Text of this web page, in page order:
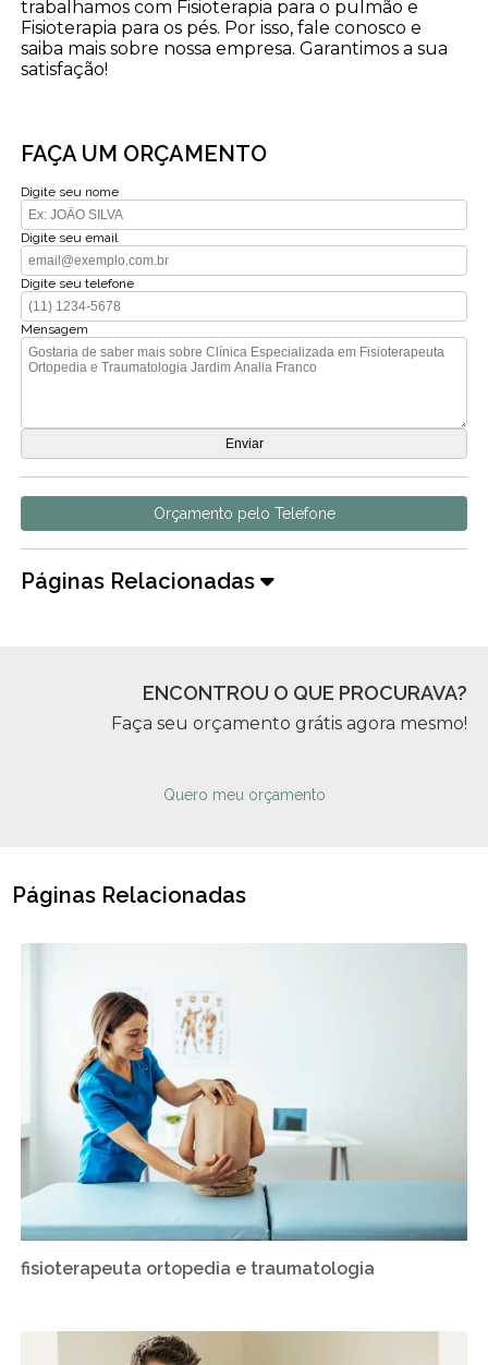
trabalhamos com Fisioterapia para o pulmão e
Fisioterapia para os pés. Por isso, fale conosco e
saiba mais sobre nossa empresa. Garantimos a sua
satisfação!
FAÇA UM ORÇAMENTO
Digite seu nome
Digite seu email
Digite seu telefone
Mensagem
Orçamento pelo Telefone
Páginas Relacionadas
ENCONTROU O QUE PROCURAVA?
Faça seu orçamento grátis agora mesmo!
Quero meu orçamento
Páginas Relacionadas
fisioterapeuta ortopedia e traumatologia